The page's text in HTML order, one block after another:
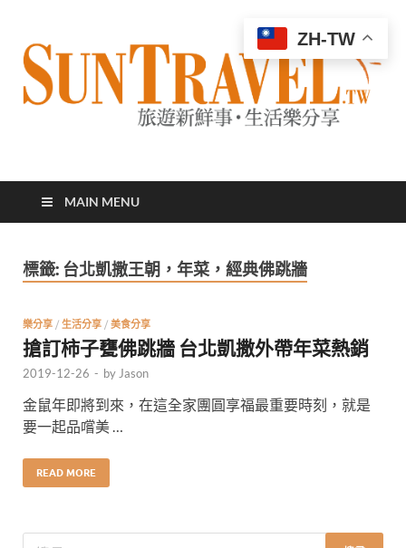
太陽網
MAIN MENU
標籤: 台北凱撒王朝，年菜，經典佛跳牆
樂分享 / 生活分享 / 美食分享
搶訂柿子甕佛跳牆 台北凱撒外帶年菜熱銷
2019-12-26 - by Jason
金鼠年即將到來，在這全家團圓享福最重要時刻，就是
要一起品嚐美 …
READ MORE
ZH-TW